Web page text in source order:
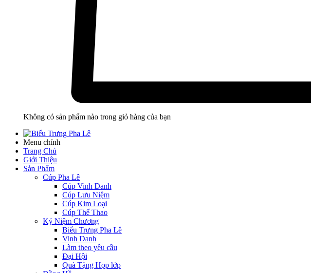
Không có sản phẩm nào trong giỏ hàng của bạn
Menu chính
Trang Chủ
Giới Thiệu
Sản Phẩm
Cúp Pha Lê
Cúp Vinh Danh
Cúp Lưu Niệm
Cúp Kim Loại
Cúp Thể Thao
Kỷ Niệm Chương
Biểu Trưng Pha Lê
Vinh Danh
Làm theo yêu cầu
Đại Hội
Quà Tặng Họp lớp